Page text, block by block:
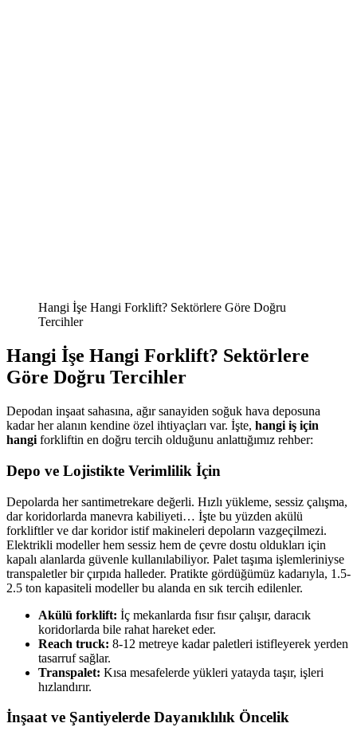
Hangi İşe Hangi Forklift? Sektörlere Göre Doğru
Tercihler
Hangi İşe Hangi Forklift? Sektörlere
Göre Doğru Tercihler
Depodan inşaat sahasına, ağır sanayiden soğuk hava deposuna
kadar her alanın kendine özel ihtiyaçları var. İşte, hangi iş için
hangi forkliftin en doğru tercih olduğunu anlattığımız rehber:
Depo ve Lojistikte Verimlilik İçin
Depolarda her santimetrekare değerli. Hızlı yükleme, sessiz çalışma,
dar koridorlarda manevra kabiliyeti… İşte bu yüzden akülü
forkliftler ve dar koridor istif makineleri depoların vazgeçilmezi.
Elektrikli modeller hem sessiz hem de çevre dostu oldukları için
kapalı alanlarda güvenle kullanılabiliyor. Palet taşıma işlemleriniyse
transpaletler bir çırpıda halleder. Pratikte gördüğümüz kadarıyla, 1.5-
2.5 ton kapasiteli modeller bu alanda en sık tercih edilenler.
Akülü forklift: İç mekanlarda fısır fısır çalışır, daracık
koridorlarda bile rahat hareket eder.
Reach truck: 8-12 metreye kadar paletleri istifleyerek yerden
tasarruf sağlar.
Transpalet: Kısa mesafelerde yükleri yatayda taşır, işleri
hızlandırır.
İnşaat ve Şantiyelerde Dayanıklılık Öncelik